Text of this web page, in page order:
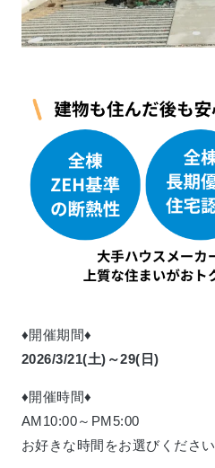
♦開催期間♦
2026/3/21(土)～29(日)
♦開催時間♦
AM10:00～PM5:00
お好きな時間をお選びください